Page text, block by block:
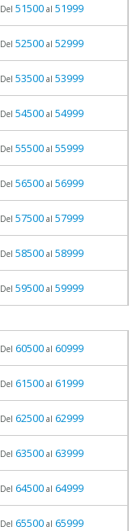
Del 51500al 51999
Del 52500al 52999
Del 53500al 53999
Del 54500al 54999
Del 55500al 55999
Del 56500al 56999
Del 57500al 57999
Del 58500al 58999
Del 59500al 59999
Del 60500al 60999
Del 61500al 61999
Del 62500al 62999
Del 63500al 63999
Del 64500al 64999
Del 65500al 65999